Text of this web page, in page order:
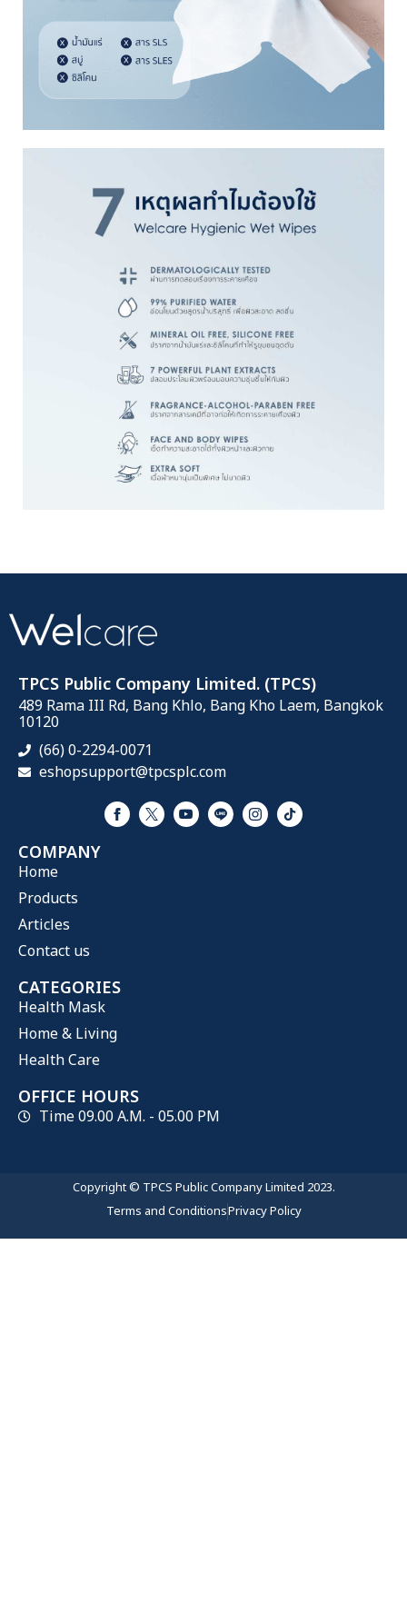
TPCS Public Company Limited. (TPCS)
489 Rama III Rd, Bang Khlo, Bang Kho Laem, Bangkok
10120
(66) 0-2294-0071
eshopsupport@tpcsplc.com
COMPANY
Home
Products
Articles
Contact us
CATEGORIES
Health Mask
Home & Living
Health Care
OFFICE HOURS
Time 09.00 A.M. - 05.00 PM
Copyright © TPCS Public Company Limited 2023.
Terms and ConditionsPrivacy Policy